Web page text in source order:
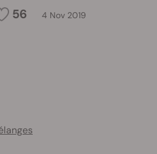
56 4 Nov 2019